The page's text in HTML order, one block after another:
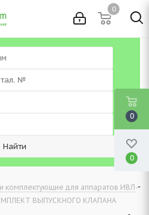
0
и комплектующие для аппаратов ИВЛ-
ВЫПУСКНОГО КЛАПАНА
0
0